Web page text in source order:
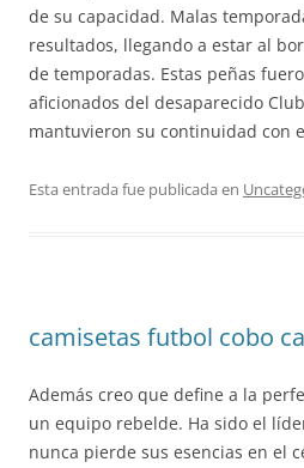
de su capacidad. Malas
resultados, llegando a estar al
de temporadas. Estas peñas
aficionados del desaparecido
mantuvieron su continuidad con
Esta entrada fue publicada en
camisetas futbol cobo
Además creo que define a la
un equipo rebelde. Ha sido el
nunca pierde sus esencias en el